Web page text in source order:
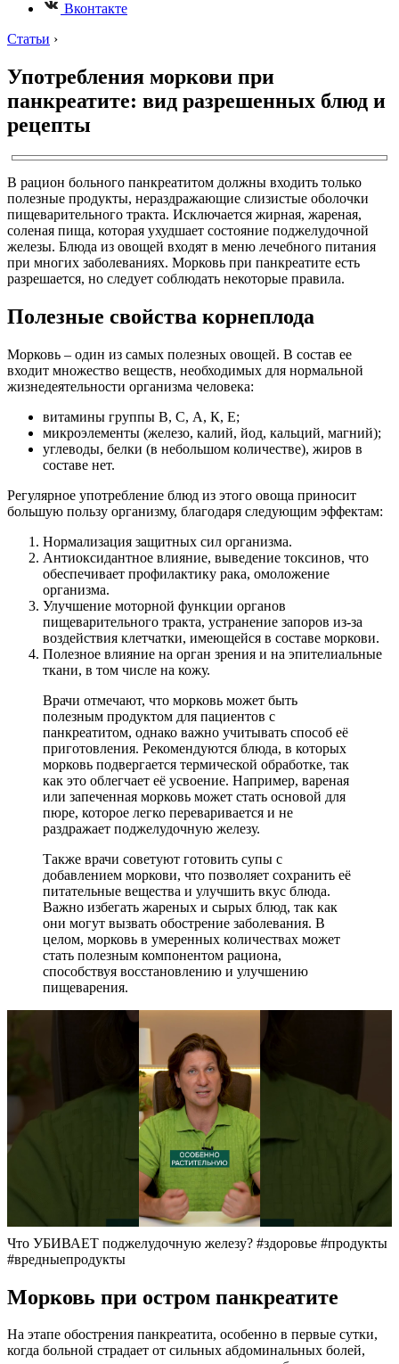
Вконтакте
Статьи ›
Употребления моркови при
панкреатите: вид разрешенных блюд и
рецепты
В рацион больного панкреатитом должны входить только
полезные продукты, нераздражающие слизистые оболочки
пищеварительного тракта. Исключается жирная, жареная,
соленая пища, которая ухудшает состояние поджелудочной
железы. Блюда из овощей входят в меню лечебного питания
при многих заболеваниях. Морковь при панкреатите есть
разрешается, но следует соблюдать некоторые правила.
Полезные свойства корнеплода
Морковь – один из самых полезных овощей. В состав ее
входит множество веществ, необходимых для нормальной
жизнедеятельности организма человека:
витамины группы В, С, А, К, Е;
микроэлементы (железо, калий, йод, кальций, магний);
углеводы, белки (в небольшом количестве), жиров в
составе нет.
Регулярное употребление блюд из этого овоща приносит
большую пользу организму, благодаря следующим эффектам:
Нормализация защитных сил организма.
Антиоксидантное влияние, выведение токсинов, что
обеспечивает профилактику рака, омоложение
организма.
Улучшение моторной функции органов
пищеварительного тракта, устранение запоров из-за
воздействия клетчатки, имеющейся в составе моркови.
Полезное влияние на орган зрения и на эпителиальные
ткани, в том числе на кожу.
Врачи отмечают, что морковь может быть
полезным продуктом для пациентов с
панкреатитом, однако важно учитывать способ её
приготовления. Рекомендуются блюда, в которых
морковь подвергается термической обработке, так
как это облегчает её усвоение. Например, вареная
или запеченная морковь может стать основой для
пюре, которое легко переваривается и не
раздражает поджелудочную железу.
Также врачи советуют готовить супы с
добавлением моркови, что позволяет сохранить её
питательные вещества и улучшить вкус блюда.
Важно избегать жареных и сырых блюд, так как
они могут вызвать обострение заболевания. В
целом, морковь в умеренных количествах может
стать полезным компонентом рациона,
способствуя восстановлению и улучшению
пищеварения.
Что УБИВАЕТ поджелудочную железу? #здоровье #продукты
#вредныепродукты
Морковь при остром панкреатите
На этапе обострения панкреатита, особенно в первые сутки,
когда больной страдает от сильных абдоминальных болей,